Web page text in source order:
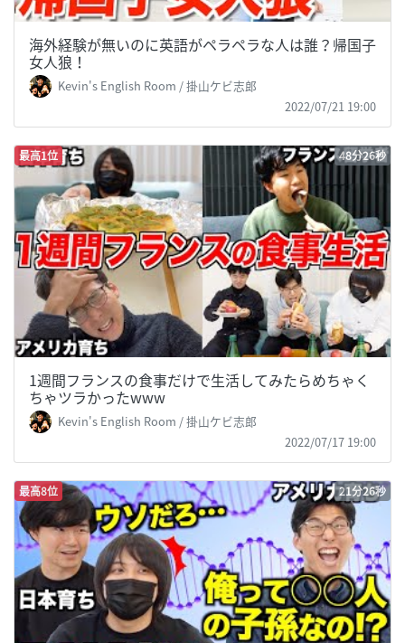
海外経験が無いのに英語がペラペラな人は誰？帰国子
女人狼！
Kevin's English Room / 掛山ケビ志郎
2022/07/21 19:00
最高1位 48分26秒
1週間フランスの食事だけで生活してみたらめちゃく
ちゃツラかったwww
Kevin's English Room / 掛山ケビ志郎
2022/07/17 19:00
最高8位 21分26秒